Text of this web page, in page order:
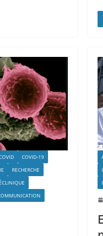
COVID-19
RECHERCHE